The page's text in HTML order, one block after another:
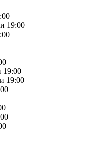
19:00
19:00
19:00